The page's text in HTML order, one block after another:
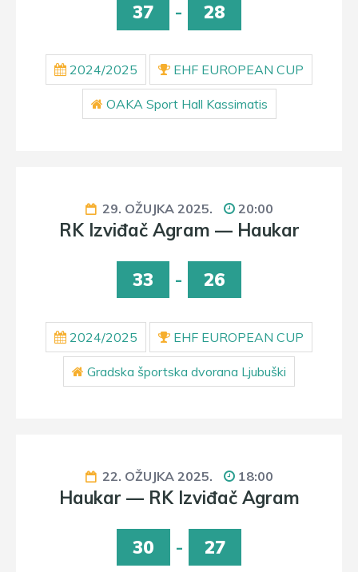
37 - 28
2024/2025 EHF EUROPEAN CUP
OAKA Sport Hall Kassimatis
29. OŽUJKA 2025. 20:00
RK Izviđač Agram — Haukar
33 - 26
2024/2025 EHF EUROPEAN CUP
Gradska športska dvorana Ljubuški
22. OŽUJKA 2025. 18:00
Haukar — RK Izviđač Agram
30 - 27